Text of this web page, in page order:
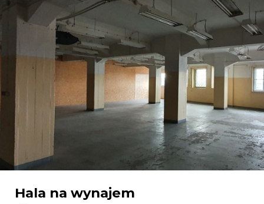
Hala na wynajem